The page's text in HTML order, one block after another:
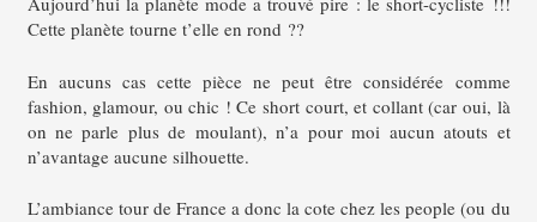
Cette planète tourne t’elle en rond ??
En aucuns cas cette pièce ne peut être considérée comme
fashion, glamour, ou chic ! Ce short court, et collant (car oui, là
on ne parle plus de moulant), n’a pour moi aucun atouts et
n’avantage aucune silhouette.
L’ambiance tour de France a donc la cote chez les people (ou du